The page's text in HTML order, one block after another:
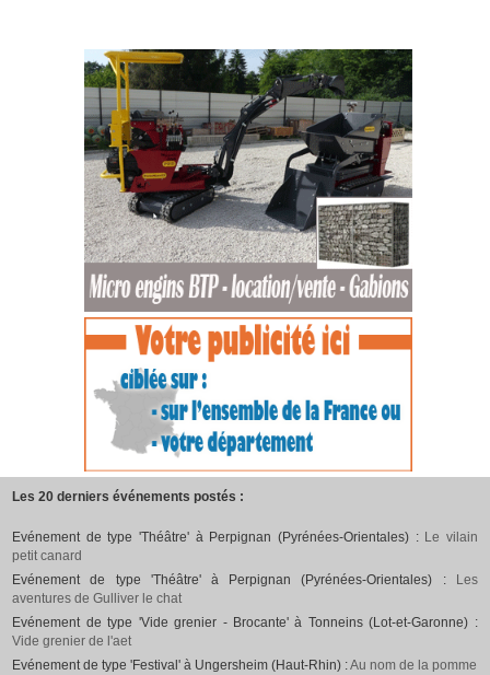
Les 20 derniers événements postés :
Evénement de type 'Théâtre' à Perpignan (Pyrénées-Orientales) : Le vilain
petit canard
Evénement de type 'Théâtre' à Perpignan (Pyrénées-Orientales) :
Les
aventures de Gulliver le chat
Evénement de type 'Vide grenier - Brocante' à Tonneins (Lot-et-Garonne) :
Vide grenier de l'aet
Evénement de type 'Festival' à Ungersheim (Haut-Rhin) :Au nom de la pomme